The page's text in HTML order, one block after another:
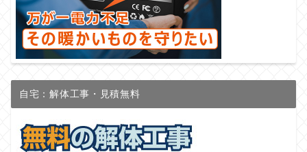
自宅：解体工事・見積無料